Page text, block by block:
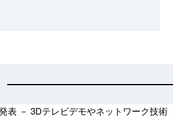
表 － 3Dテレビデモやネットワーク技術